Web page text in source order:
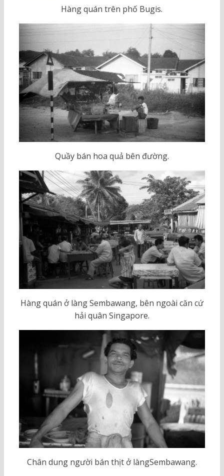
Hàng quán trên phố Bugis.
Quầy bán hoa quả bên đường.
Hàng quán ở làng Sembawang, bên ngoài căn cứ
hải quân Singapore.
Chân dung người bán thịt ở làngSembawang.